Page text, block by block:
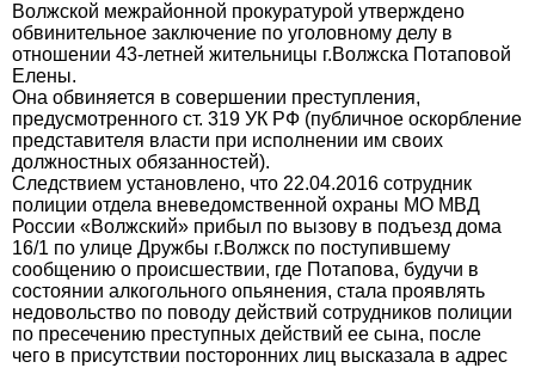
Волжской межрайонной прокуратурой утверждено
обвинительное заключение по уголовному делу в
отношении 43-летней жительницы г.Волжска Потаповой
Елены.
Она обвиняется в совершении преступления,
предусмотренного ст. 319 УК РФ (публичное оскорбление
представителя власти при исполнении им своих
должностных обязанностей).
Следствием установлено, что 22.04.2016 сотрудник
полиции отдела вневедомственной охраны МО МВД
России «Волжский» прибыл по вызову в подъезд дома
16/1 по улице Дружбы г.Волжск по поступившему
сообщению о происшествии, где Потапова, будучи в
состоянии алкогольного опьянения, стала проявлять
недовольство по поводу действий сотрудников полиции
по пресечению преступных действий ее сына, после
чего в присутствии посторонних лиц высказала в адрес